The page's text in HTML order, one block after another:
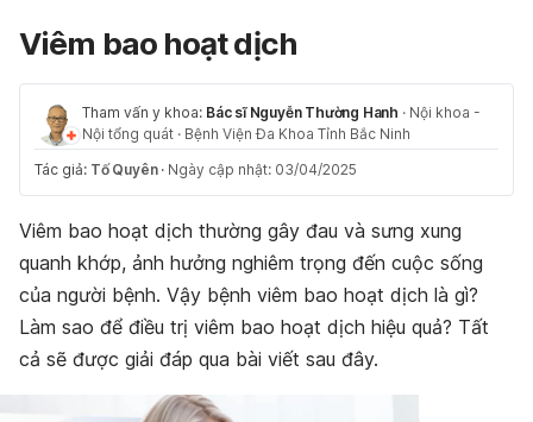
Viêm bao hoạt dịch
Tham vấn y khoa: Bác sĩ Nguyễn Thường Hanh · Nội khoa -
Nội tổng quát · Bệnh Viện Đa Khoa Tỉnh Bắc Ninh
Tác giả: Tố Quyên · Ngày cập nhật: 03/04/2025
Viêm bao hoạt dịch thường gây đau và sưng xung
quanh khớp, ảnh hưởng nghiêm trọng đến cuộc sống
của người bệnh. Vậy bệnh viêm bao hoạt dịch là gì?
Làm sao để điều trị viêm bao hoạt dịch hiệu quả? Tất
cả sẽ được giải đáp qua bài viết sau đây.